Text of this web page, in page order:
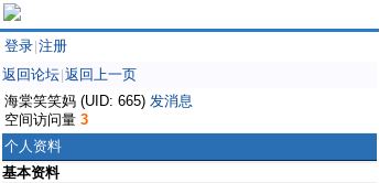
登录 注册
返回论坛 返回上一页
海棠笑笑妈 (UID: 665) 发消息
空间访问量 3
个人资料
基本资料